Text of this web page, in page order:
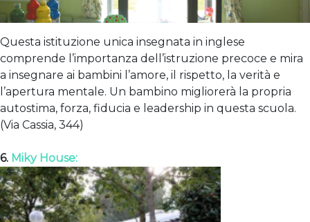
Questa istituzione unica insegnata in inglese
comprende l’importanza dell’istruzione precoce e mira
a insegnare ai bambini l’amore, il rispetto, la verità e
l’apertura mentale. Un bambino migliorerà la propria
autostima, forza, fiducia e leadership in questa scuola.
(Via Cassia, 344)
6. Miky House: